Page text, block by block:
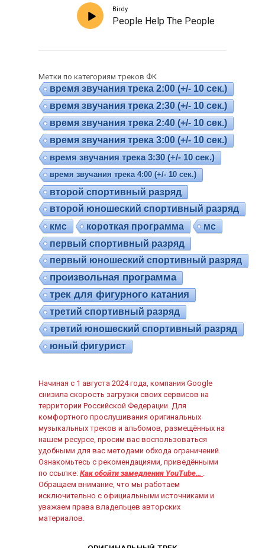
Birdy
People Help The People
Метки по категориям треков ФК
время звучания трека 2:00 (+/- 10 сек.)
время звучания трека 2:30 (+/- 10 сек.)
время звучания трека 2:40 (+/- 10 сек.)
время звучания трека 3:00 (+/- 10 сек.)
время звучания трека 3:30 (+/- 10 сек.)
время звучания трека 4:00 (+/- 10 сек.)
второй спортивный разряд
второй юношеский спортивный разряд
кмс короткая программа
мс
первый спортивный разряд
первый юношеский спортивный разряд
произвольная программа
трек для фигурного катания
третий спортивный разряд
третий юношеский спортивный разряд
юный фигурист
Начиная с 1 августа 2024 года, компания Google
снизила скорость загрузки своих сервисов на
территории Российской Федерации. Для
комфортного прослушивания оригинальных
музыкальных треков и альбомов, размещённых на
нашем ресурсе, просим вас воспользоваться
удобными для вас методами обхода ограничений.
Ознакомьтесь с рекомендациями, приведёнными
по ссылке: Как обойти замедления YouTube… .
Обращаем внимание, что мы работаем
исключительно с официальными источниками и
уважаем права владельцев авторских
материалов.